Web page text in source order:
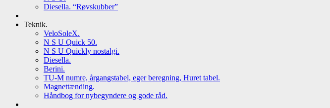
Diesella. “Røvskubber”
Teknik.
VeloSoleX.
N S U Quick 50.
N S U Quickly nostalgi.
Diesella.
Berini.
TU-M numre, årgangstabel, eger beregning, Huret tabel.
Magnettænding.
Håndbog for nybegyndere og gode råd.